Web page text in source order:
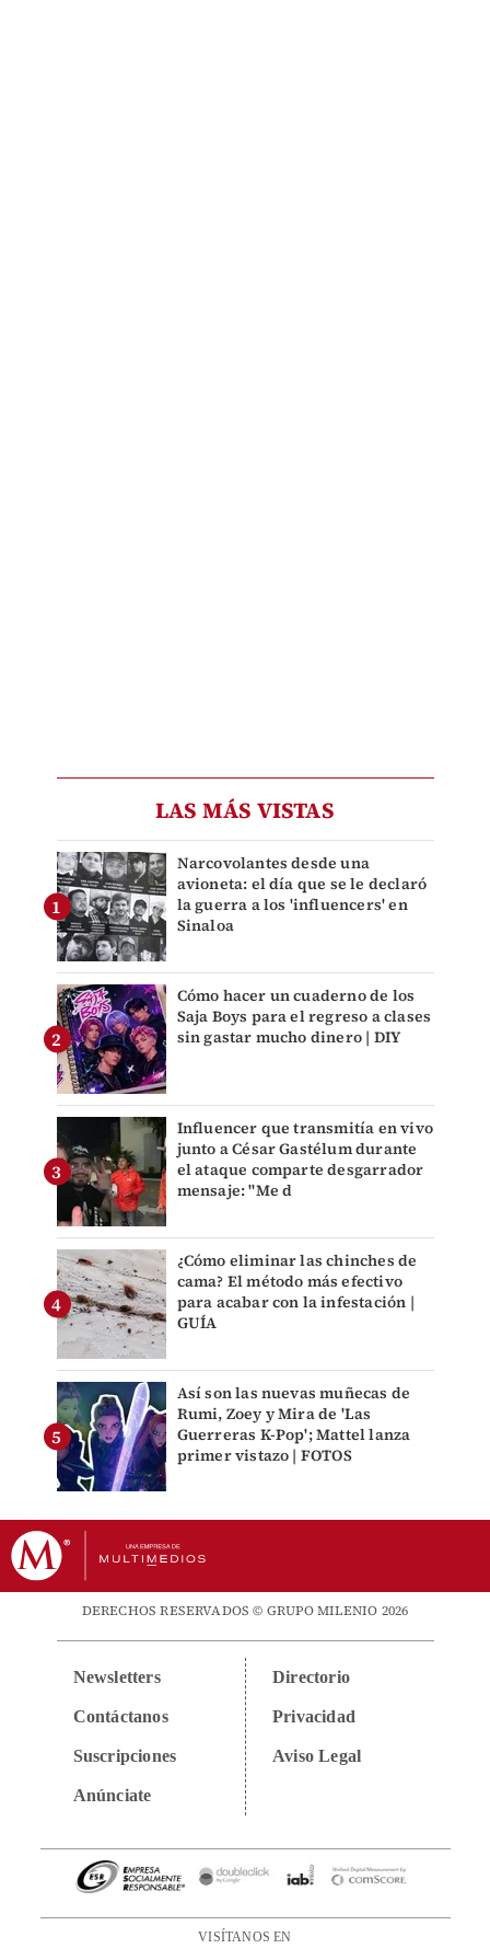
LAS MÁS VISTAS
Narcovolantes desde una
avioneta: el día que se le declaró
la guerra a los 'influencers' en
Sinaloa
Cómo hacer un cuaderno de los
Saja Boys para el regreso a clases
sin gastar mucho dinero | DIY
Influencer que transmitía en vivo
junto a César Gastélum durante
el ataque comparte desgarrador
mensaje: "Me d
¿Cómo eliminar las chinches de
cama? El método más efectivo
para acabar con la infestación |
GUÍA
Así son las nuevas muñecas de
Rumi, Zoey y Mira de 'Las
Guerreras K-Pop'; Mattel lanza
primer vistazo | FOTOS
DERECHOS RESERVADOS © GRUPO MILENIO 2026
Newsletters
Contáctanos
Suscripciones
Anúnciate
Directorio
Privacidad
Aviso Legal
VISÍTANOS EN